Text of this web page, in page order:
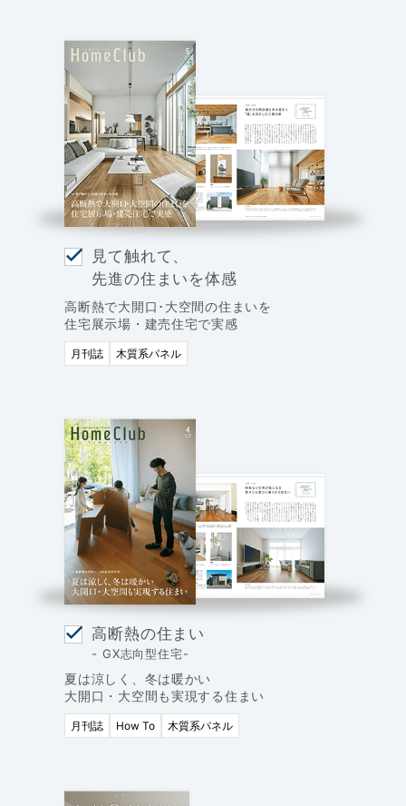
見て触れて、
先進の住まいを体感
高断熱で大開口･大空間の住まいを
住宅展示場・建売住宅で実感
月刊誌 木質系パネル
高断熱の住まい
- GX志向型住宅-
夏は涼しく、冬は暖かい
大開口・大空間も実現する住まい
月刊誌 How To 木質系パネル